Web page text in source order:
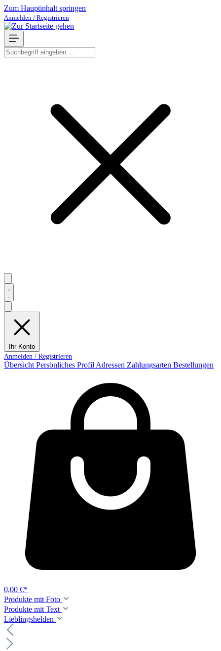
Zum Hauptinhalt springen
Ihr Konto
Übersicht Persönliches Profil Adressen Zahlungsarten Bestellungen
0,00 €*
Produkte mit Foto
Produkte mit Text
Lieblingshelden